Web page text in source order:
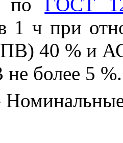
по
ГОСТ
1 ч при
ПВ) 40 % и
не более 5 %.